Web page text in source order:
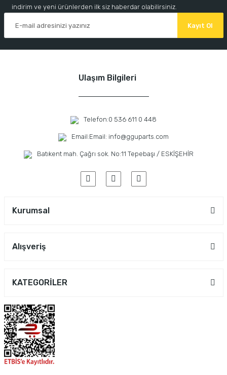
indirim ve yeni ürünlerden ilk siz haberdar olabilirsiniz.
Kayıt Ol
Ulaşım Bilgileri
Telefon:0 536 611 0 448
Email:Email: info@gguparts.com
Batıkent mah. Çağrı sok. No:11 Tepebaşı / ESKİŞEHİR
Kurumsal
Alışveriş
KATEGORİLER